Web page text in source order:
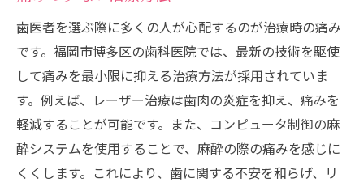
歯医者を選ぶ際に多くの人が心配するのが治療時の痛み
です。福岡市博多区の歯科医院では、最新の技術を駆使
して痛みを最小限に抑える治療方法が採用されていま
す。例えば、レーザー治療は歯肉の炎症を抑え、痛みを
軽減することが可能です。また、コンピュータ制御の麻
酔システムを使用することで、麻酔の際の痛みを感じに
くくします。これにより、歯に関する不安を和らげ、リ